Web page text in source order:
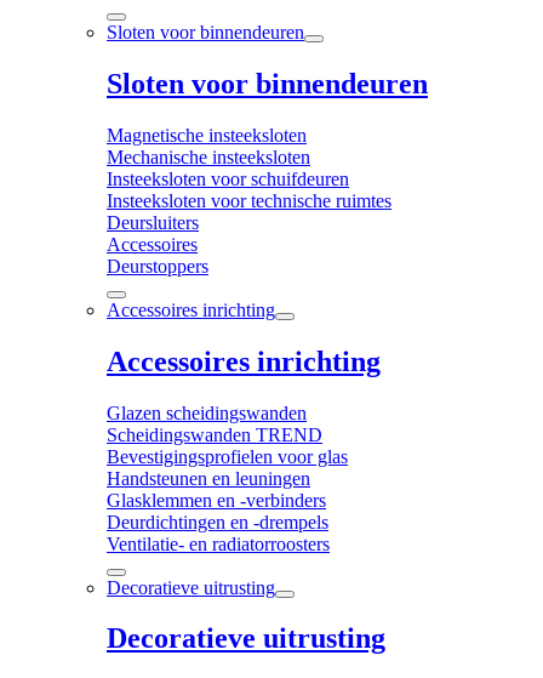
Sloten voor binnendeuren
Sloten voor binnendeuren
Magnetische insteeksloten
Mechanische insteeksloten
Insteeksloten voor schuifdeuren
Insteeksloten voor technische ruimtes
Deursluiters
Accessoires
Deurstoppers
Accessoires inrichting
Accessoires inrichting
Glazen scheidingswanden
Scheidingswanden TREND
Bevestigingsprofielen voor glas
Handsteunen en leuningen
Glasklemmen en -verbinders
Deurdichtingen en -drempels
Ventilatie- en radiatorroosters
Decoratieve uitrusting
Decoratieve uitrusting